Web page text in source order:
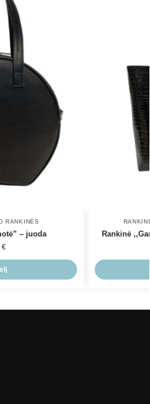
RANKINĖS
– juoda
€
Rankinė